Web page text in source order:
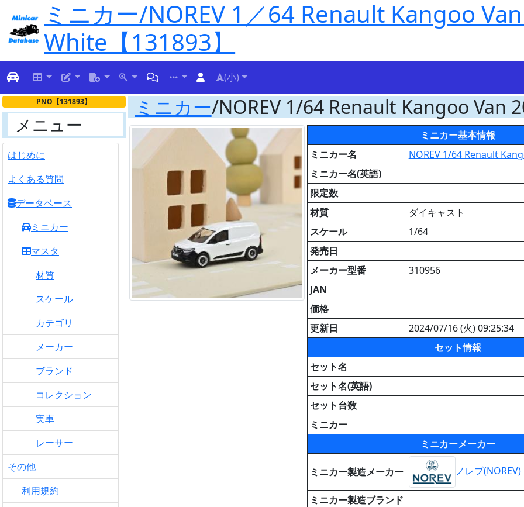
ミニカー/NOREV 1／64 Renault Kangoo
White【131893】
(小)
PNO【131893】
メニュー
はじめに
よくある質問
データベース
ミニカー
マスタ
材質
スケール
カテゴリ
メーカー
ブランド
コレクション
実車
レーサー
その他
利用規約
ミニカー/NOREV 1/64 Renault Kangoo Van
ミニカー基本情報
ミニカー名
NOREV 1/64 Renault
ミニカー名(英語)
限定数
材質
ダイキャスト
スケール
1/64
発売日
メーカー型番
310956
JAN
価格
更新日
2024/07/16 (火) 09:25:34
セット情報
セット名
セット名(英語)
セット台数
ミニカー
ミニカーメーカー
ミニカー製造メーカー ノレブ(NOREV)
ミニカー製造ブランド